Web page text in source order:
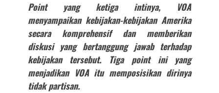
Point yang ketiga intinya, VOA
menyampaikan kebijakan-kebijakan Amerika
secara komprehensif dan memberikan
diskusi yang bertanggung jawab terhadap
kebijakan tersebut. Tiga point ini yang
menjadikan VOA itu memposisikan dirinya
tidak partisan.